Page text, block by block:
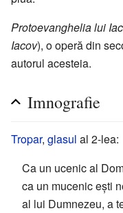
Protoevanghelia lui
Iacov), o operă din
autorul acesteia.
Imnografie
Tropar, glasul al 2-lea:
Ca un ucenic al
ca un mucenic ești
al lui Dumnezeu, a